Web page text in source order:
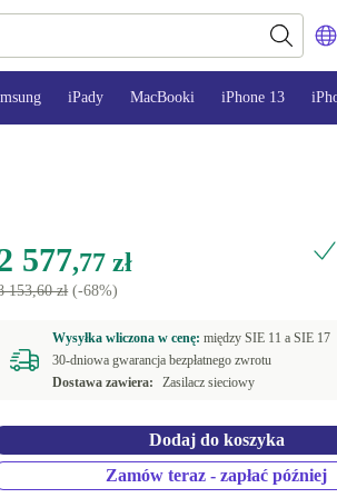
iPady MacBooki iPhone 13
577,77 zł
153,60 zł(-68%)
Wysyłka wliczona w cenę:międzySIE 11 aSIE 17
30-dniowa gwarancja bezpłatnego zwrotu
Dostawa zawiera:
Zasilacz sieciowy
Dodaj do koszyka
Zamów teraz - zapłać później